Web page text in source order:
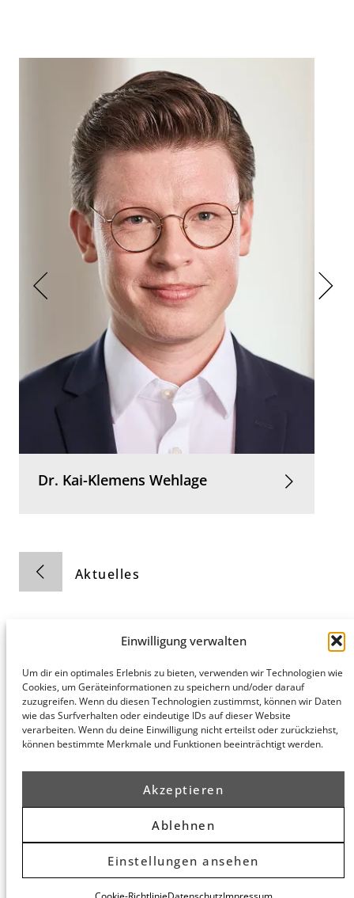
Einwilligung verwalten
Um dir ein optimales Erlebnis zu bieten, verwenden wir Technologien wie
Cookies, um Geräteinformationen zu speichern und/oder darauf
zuzugreifen. Wenn du diesen Technologien zustimmst, können wir Daten
wie das Surfverhalten oder eindeutige IDs auf dieser Website
verarbeiten. Wenn du deine Einwilligung nicht erteilst oder zurückziehst,
können bestimmte Merkmale und Funktionen beeinträchtigt werden.
Akzeptieren
Ablehnen
Einstellungen ansehen
Dr. Kai-Klemens Wehlage
Aktuelles
Hamburg
honert
hamburg
PartG mbB
Hamburg
München
honert
münchen
PartG mbB
München
Routenplaner
Datenschutz
Impressum
© 2026 honert. Alle Rechte vorbehalten.